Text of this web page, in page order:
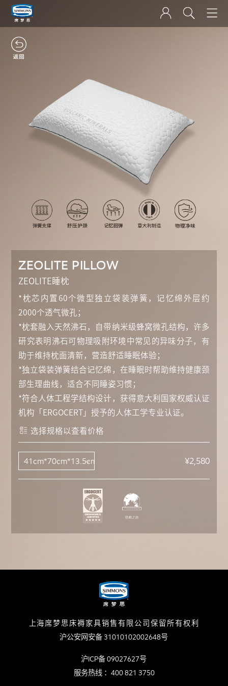
ZEOLITE PILLOW
ZEOLITE睡枕
*枕芯内置60个微型独立袋装弹簧，记忆绵外层约
2000个透气微孔；
*枕套融入天然沸石，自带纳米级蜂窝微孔结构，许多
研究表明沸石可物理吸附环境中常见的异味分子，有
助于维持枕面清新，营造舒适睡眠体验；
*独立袋装弹簧结合记忆绵，在睡眠时帮助维持健康颈
部生理曲线，适合不同睡姿习惯；
*符合人体工程学结构设计，获得意大利国家权威认证
机构「ERGOCERT」授予的人体工学专业认证。
选择规格以查看价格
¥2,580
上海席梦思床褥家具销售有限公司保留所有权利
沪公安网安备 31010102002648号
沪ICP备 09027627号
服务热线 ：400 821 3750